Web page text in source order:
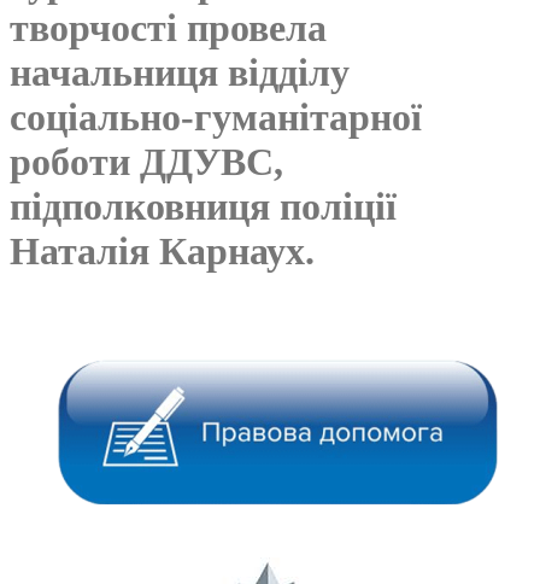
творчості провела
начальниця відділу
соціально-гуманітарної
роботи ДДУВС,
підполковниця поліції
Наталія Карнаух.